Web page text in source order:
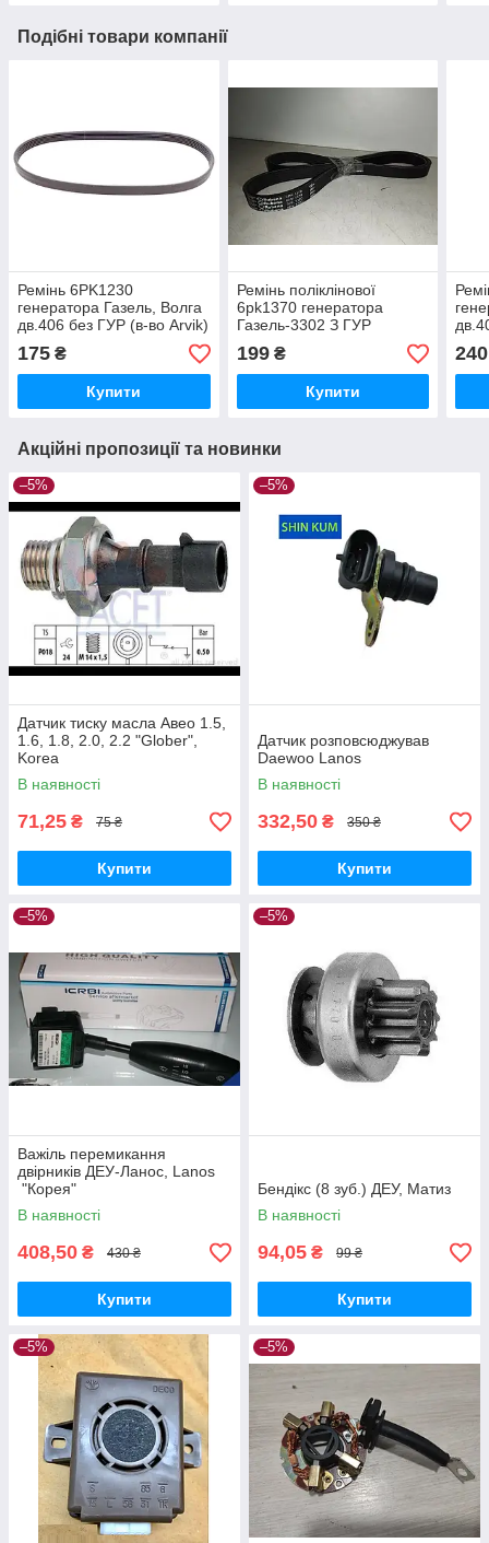
Подібні товари компанії
Ремінь 6PK1230
генератора Газель, Волга
дв.406 без ГУР (в-во Arvik)
175 ₴
Купити
Ремінь поліклінової
6pk1370 генератора
Газель-3302 З ГУР
199₴
Купити
240
Акційні пропозиції та новинки
–5%
Датчик тиску масла Авео 1.5,
1.6, 1.8, 2.0, 2.2 "Glober",
Korea
В наявності
71,25 ₴ 75 ₴
Купити
–5%
Датчик розповсюджував
Daewoo Lanos
В наявності
332,50 ₴ 350 ₴
Купити
–5%
Важіль перемикання
двірників ДЕУ-Ланос, Lanos
"Корея"
В наявності
408,50 ₴ 430 ₴
Купити
–5%
Бендікс (8 зуб.) ДЕУ, Матиз
В наявності
94,05 ₴ 99 ₴
Купити
–5% –5%